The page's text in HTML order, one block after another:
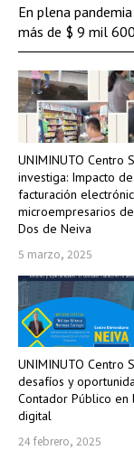
UNIMINUTO Centro
investiga: Impacto
facturación
microempresarios
Dos de Neiva
5 marzo, 2025
UNIMINUTO Centro
desafíos y
Contador Público en
digital
24 febrero, 2025
En plena
más de $ 9 mil